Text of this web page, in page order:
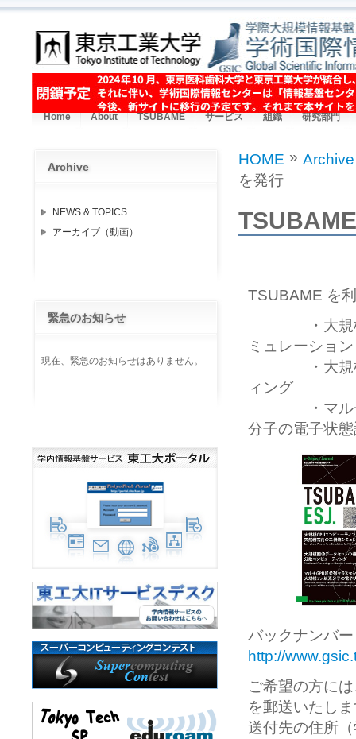
Skip to main content
Home About TSUBAME サービス 組織 研究部門
Archive
NEWS & TOPICS
アーカイブ（動画）
緊急のお知らせ
現在、緊急のお知らせはありません。
You are here
HOME » Archive
を発行
TSUBAME を
・大規模
ミュレーション
・大規模画
ィング
・マルチ
分子の電子状
バックナンバ
http://
ご希望の方に
を郵送いたし
送付先の住所